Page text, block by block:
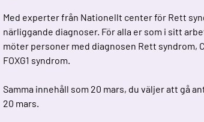
Med experter från Nationellt center för Rett
närliggande diagnoser. För alla er som i sitt
möter personer med diagnosen Rett syndrom,
FOXG1 syndrom.
Samma innehåll som 20 mars, du väljer att gå
20 mars.